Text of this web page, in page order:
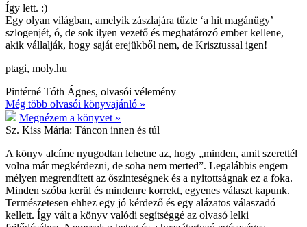
Így lett. :)
Egy olyan világban, amelyik zászlajára tűzte ‘a hit magánügy’
szlogenjét, ó, de sok ilyen vezető és meghatározó ember kellene,
akik vállalják, hogy saját erejükből nem, de Krisztussal igen!
ptagi, moly.hu
Pintérné Tóth Ágnes, olvasói vélemény
Még több olvasói könyvajánló »
Megnézem a könyvet »
Sz. Kiss Mária: Táncon innen és túl
A könyv alcíme nyugodtan lehetne az, hogy „minden, amit szerettél
volna már megkérdezni, de soha nem merted”. Legalábbis engem
mélyen megrendített az őszinteségnek és a nyitottságnak ez a foka.
Minden szóba kerül és mindenre korrekt, egyenes választ kapunk.
Természetesen ehhez egy jó kérdező és egy alázatos válaszadó
kellett. Így vált a könyv valódi segítséggé az olvasó lelki